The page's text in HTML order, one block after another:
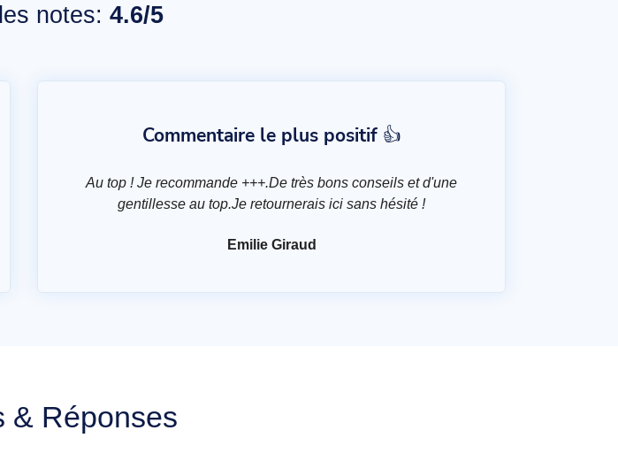
notes: 4.6/5
Commentaire le plus positif 👍
Au top ! Je recommande +++.De très bons conseils et d'une
gentillesse au top.Je retournerais ici sans hésité !
Emilie Giraud
& Réponses